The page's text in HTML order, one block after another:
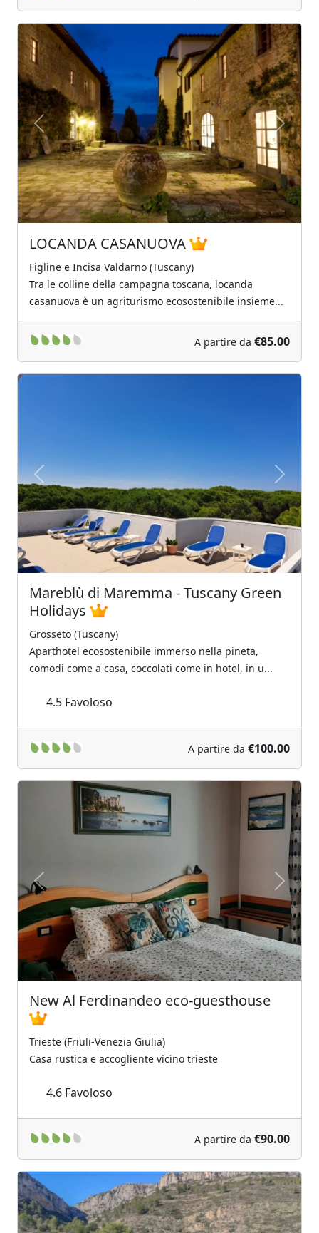
Previous Next
LOCANDA CASANUOVA
Tra le colline della campagna toscana, locanda
casanuova è un agriturismo ecosostenibile insieme...
A partire da €85.00
Mareblù di Maremma - Tuscany Green
Holidays
Grosseto (Tuscany)
Aparthotel ecosostenibile immerso nella pineta,
comodi come a casa, coccolati come in hotel, in u...
4.5 Favoloso
Next
New Al Ferdinandeo eco-guesthouse
Trieste (Friuli-Venezia Giulia)
Casa rustica e accogliente vicino trieste
4.6Favoloso